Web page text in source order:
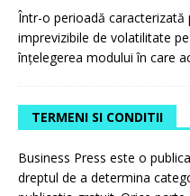
Într-o perioadă caracterizată
imprevizibile de volatilitate
înțelegerea modului în care
TERMENI SI CONDITII
Business Press este o
dreptul de a determina